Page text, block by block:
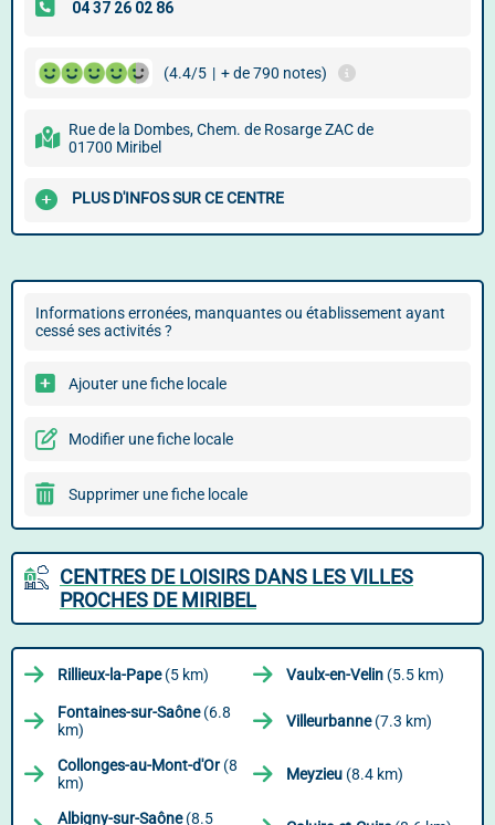
(4.4/5 | + de 790 notes)
Rue de la Dombes, Chem. de Rosarge ZAC de
01700 Miribel
PLUS D'INFOS SUR CE CENTRE
Informations erronées, manquantes ou établissement ayant
cessé ses activités ?
Ajouter une fiche locale
Modifier une fiche locale
Supprimer une fiche locale
CENTRES DE LOISIRS DANS LES VILLES
PROCHES DE MIRIBEL
Rillieux-la-Pape(5 km) Vaulx-en-Velin (5.5 km)
Fontaines-sur-Saône(6.8
km)
Villeurbanne(7.3 km)
Collonges-au-Mont-d'Or(8
km)
Meyzieu (8.4 km)
Albigny-sur-Saône(8.5